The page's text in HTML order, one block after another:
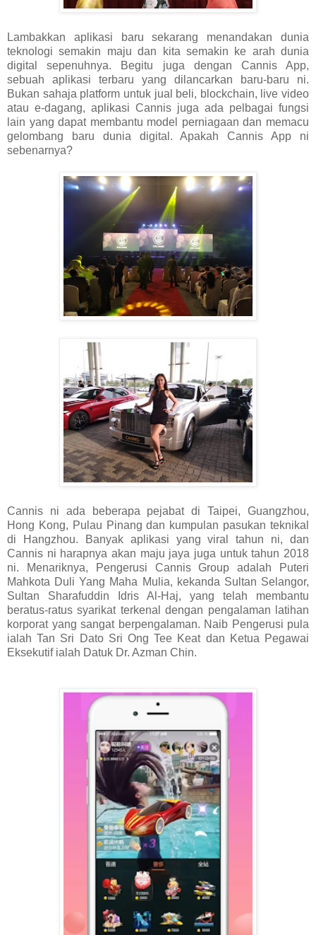
Lambakkan aplikasi baru sekarang menandakan dunia
teknologi semakin maju dan kita semakin ke arah dunia
digital sepenuhnya. Begitu juga dengan Cannis App,
sebuah aplikasi terbaru yang dilancarkan baru-baru ni.
Bukan sahaja platform untuk jual beli, blockchain, live video
atau e-dagang, aplikasi Cannis juga ada pelbagai fungsi
lain yang dapat membantu model perniagaan dan memacu
gelombang baru dunia digital. Apakah Cannis App ni
sebenarnya?
Cannis ni ada beberapa pejabat di Taipei, Guangzhou,
Hong Kong, Pulau Pinang dan kumpulan pasukan teknikal
di Hangzhou. Banyak aplikasi yang viral tahun ni, dan
Cannis ni harapnya akan maju jaya juga untuk tahun 2018
ni. Menariknya, Pengerusi Cannis Group adalah Puteri
Mahkota Duli Yang Maha Mulia, kekanda Sultan Selangor,
Sultan Sharafuddin Idris Al-Haj, yang telah membantu
beratus-ratus syarikat terkenal dengan pengalaman latihan
korporat yang sangat berpengalaman. Naib Pengerusi pula
ialah Tan Sri Dato Sri Ong Tee Keat dan Ketua Pegawai
Eksekutif ialah Datuk Dr. Azman Chin.